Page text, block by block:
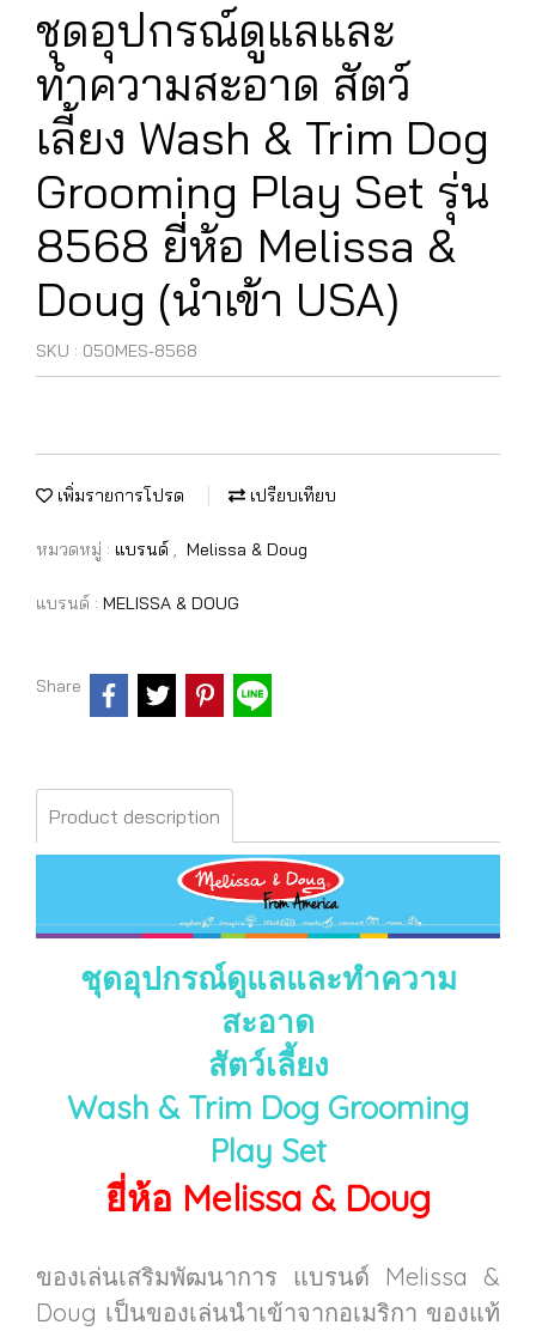
ชุดอุปกรณ์ดูแลและ
ทำความสะอาด สัตว์
เลี้ยง Wash & Trim Dog
Grooming Play Set รุ่น
8568 ยี่ห้อ Melissa &
Doug (นำเข้า USA)
SKU : 050MES-8568
เพิ่มรายการโปรด เปรียบเทียบ
หมวดหมู่ : แบรนด์ , Melissa & Doug
แบรนด์ : MELISSA & DOUG
Share
Product description
ชุดอุปกรณ์ดูแลและทำความ
สะอาด
สัตว์เลี้ยง
Wash & Trim Dog Grooming
Play Set
ยี่ห้อ Melissa & Doug
ของเล่นเสริมพัฒนาการ แบรนด์ Melissa &
Doug เป็นของเล่นนำเข้าจากอเมริกา ของแท้